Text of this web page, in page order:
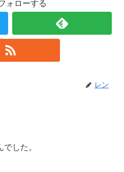
ォローする
レン
した。